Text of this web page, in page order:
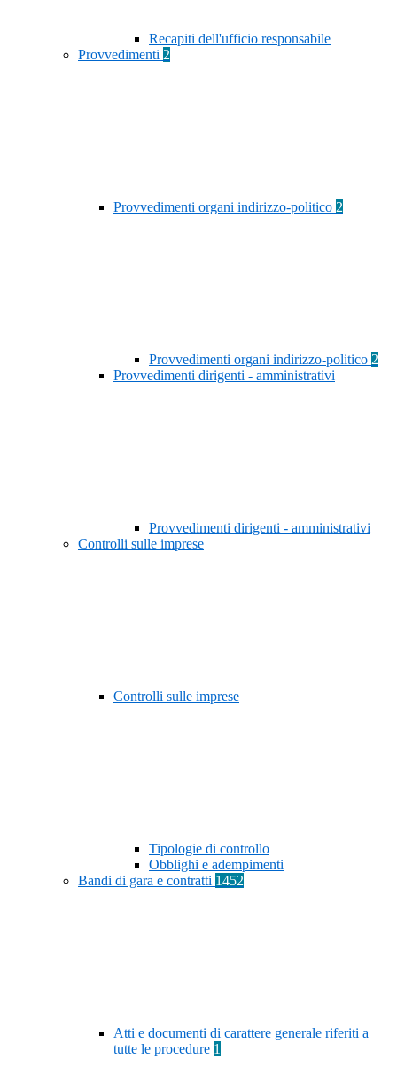
Recapiti dell'ufficio responsabile
Provvedimenti 2
Provvedimenti organi indirizzo-politico 2
Provvedimenti organi indirizzo-politico 2
Provvedimenti dirigenti - amministrativi
Provvedimenti dirigenti - amministrativi
Controlli sulle imprese
Controlli sulle imprese
Tipologie di controllo
Obblighi e adempimenti
Bandi di gara e contratti 1452
Atti e documenti di carattere generale riferiti a
tutte le procedure 1